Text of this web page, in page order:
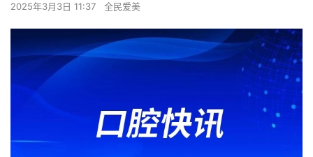
2025年3月3日 11:37 全民爱美